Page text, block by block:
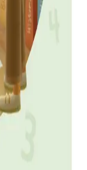
Sentrum,
28, 0161 Oslo